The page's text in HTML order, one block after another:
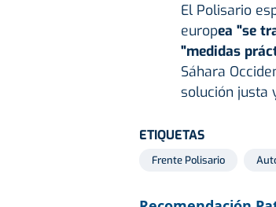
El Polisario
europea "se
"medidas
Sáhara
solución justa
ETIQUETAS
Frente Polisario